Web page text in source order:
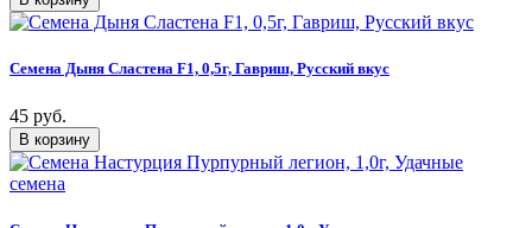
Семена Дыня Сластена F1, 0,5г, Гавриш, Русский вкус
45 руб.